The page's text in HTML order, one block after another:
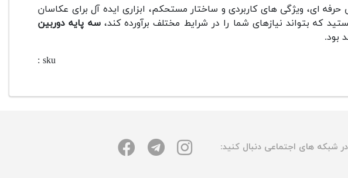
حرفه ای، ویژگی های کاربردی و ساختار مستحکم، ابزاری ایده آل برای عکاسان
که بتواند نیازهای شما را در شرایط مختلف برآورده کند،سه پایه دوربین
بود.
sku :
در شبکه های اجتماعی دنبال کنید: